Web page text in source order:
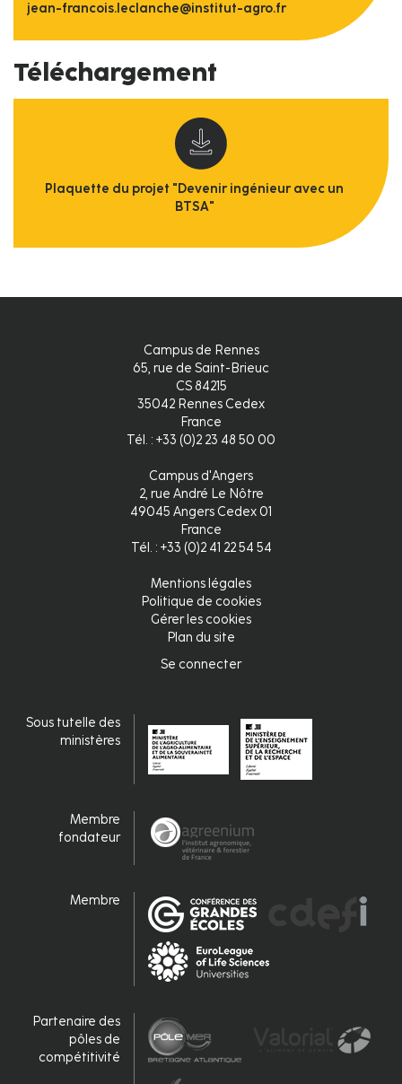
jean-francois.leclanche@institut-agro.fr
Téléchargement
Plaquette du projet "Devenir ingénieur avec un
BTSA"
Campus de Rennes
65, rue de Saint-Brieuc
CS 84215
35042 Rennes Cedex
France
Tél. : +33 (0)2 23 48 50 00
Campus d'Angers
2, rue André Le Nôtre
49045 Angers Cedex 01
France
Tél. : +33 (0)2 41 22 54 54
Mentions légales
Politique de cookies
Gérer les cookies
Plan du site
Se connecter
Sous tutelle des
ministères
Membre
fondateur
Membre
Partenaire des
pôles de
compétitivité